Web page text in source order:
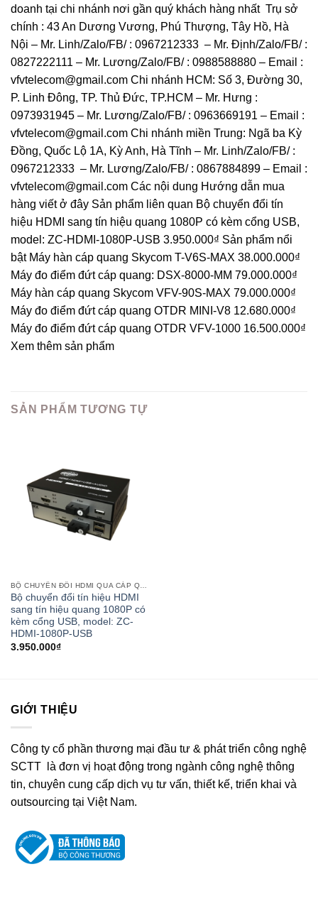
doanh tại chi nhánh nơi gần quý khách hàng nhất Trụ sở
chính : 43 An Dương Vương, Phú Thượng, Tây Hồ, Hà
Nội – Mr. Linh/Zalo/FB/ : 0967212333 – Mr. Định/Zalo/FB/ :
0827222111 – Mr. Lương/Zalo/FB/ : 0988588880 – Email :
vfvtelecom@gmail.com Chi nhánh HCM: Số 3, Đường 30,
P. Linh Đông, TP. Thủ Đức, TP.HCM – Mr. Hưng :
0973931945 – Mr. Lương/Zalo/FB/ : 0963669191 – Email :
vfvtelecom@gmail.com Chi nhánh miền Trung: Ngã ba Kỳ
Đồng, Quốc Lộ 1A, Kỳ Anh, Hà Tĩnh – Mr. Linh/Zalo/FB/ :
0967212333 – Mr. Lương/Zalo/FB/ : 0867884899 – Email :
vfvtelecom@gmail.com Các nội dung Hướng dẫn mua
hàng viết ở đây Sản phẩm liên quan Bộ chuyển đổi tín
hiệu HDMI sang tín hiệu quang 1080P có kèm cổng USB,
model: ZC-HDMI-1080P-USB 3.950.000₫ Sản phẩm nổi
bật Máy hàn cáp quang Skycom T-V6S-MAX 38.000.000₫
Máy đo điểm đứt cáp quang: DSX-8000-MM 79.000.000₫
Máy hàn cáp quang Skycom VFV-90S-MAX 79.000.000₫
Máy đo điểm đứt cáp quang OTDR MINI-V8 12.680.000₫
Máy đo điểm đứt cáp quang OTDR VFV-1000 16.500.000₫
Xem thêm sản phẩm
SẢN PHẨM TƯƠNG TỰ
Bộ chuyển đổi tín hiệu HDMI
sang tín hiệu quang 1080P có
kèm cổng USB, model: ZC-
HDMI-1080P-USB
3.950.000₫
GIỚI THIỆU
Công ty cổ phần thương mại đầu tư & phát triển công nghệ
SCTT là đơn vị hoạt động trong ngành công nghệ thông
tin, chuyên cung cấp dịch vụ tư vấn, thiết kế, triển khai và
outsourcing tại Việt Nam.